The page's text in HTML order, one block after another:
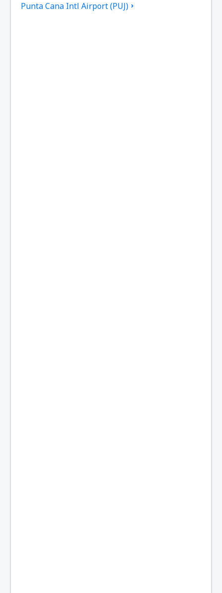
Punta Cana Intl Airport (PUJ)